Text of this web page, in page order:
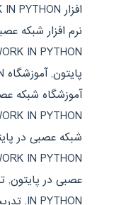
افزار NEURAL NETWORK IN PYTHON
نرم افزار شبکه
IN PYTHON
پایتون,آموزشگاه NEURAL NETWORK IN PYTHON
آموزشگاه شبکه
IN PYTHON
شبکه عصبی در
IN PYTHON
عصبی در پایتون,
IN PYTHON
,